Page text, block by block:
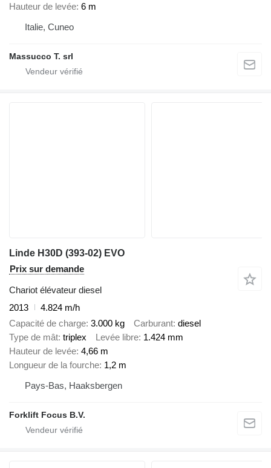
Hauteur de levée 6 m
Italie, Cuneo
Massucco T. srl
Linde H30D (393-02) EVO
Prix sur demande
Chariot élévateur diesel
2013
4.824 m/h
Capacité de charge 3.000 kg Carburant diesel
Type de mât triplex Levée libre 1.424 mm
Hauteur de levée 4,66 m
Longueur de la fourche 1,2 m
Pays-Bas, Haaksbergen
Forklift Focus B.V.